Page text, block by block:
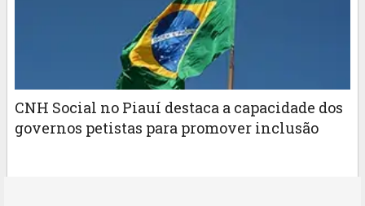
CNH Social no Piauí destaca a capacidade dos
governos petistas para promover inclusão